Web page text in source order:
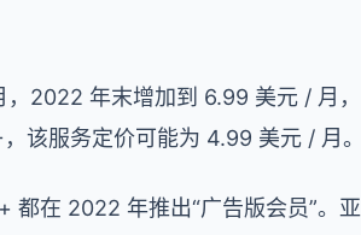
2022 年末增加到 6.99 美元 / 月，
该服务定价可能为 4.99 美元 / 月。
在 2022 年推出“广告版会员”。亚